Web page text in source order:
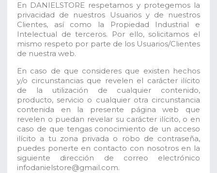
En DANIELSTORE respetamos y protegemos la
privacidad de nuestros Usuarios y de nuestros
Clientes, así como la Propiedad Industrial e
Intelectual de terceros. Por ello, solicitamos el
mismo respeto por parte de los Usuarios/Clientes
de nuestra web.
En caso de que consideres que existen hechos
y/o circunstancias que revelen el carácter ilícito
de la utilización de cualquier contenido,
producto, servicio o cualquier otra circunstancia
contenida en la presente página web que
revelen o puedan revelar su carácter ilícito, o en
caso de que tengas conocimiento de un acceso
ilícito a tu zona privada o robo de contraseña,
puedes ponerte en contacto con nosotros en la
siguiente dirección de correo electrónico
infodanielstore@gmail.com.